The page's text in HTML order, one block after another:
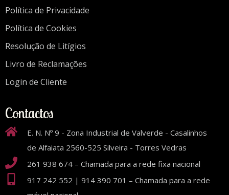
Política de Privacidade
Política de Cookies
Resolução de Litígios
Livro de Reclamações
Login de Cliente
Contactos
E. N. Nº 9 - Zona Industrial de Valverde - Casalinhos
de Alfaiata 2560-525 Silveira - Torres Vedras
261 938 674 – Chamada para a rede fixa nacional
917 242 552 | 914 390 701 – Chamada para a rede